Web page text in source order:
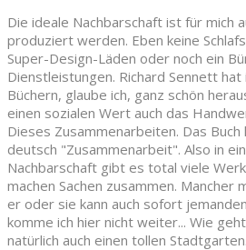
Die ideale Nachbarschaft ist für mich
produziert werden. Eben keine
Super-Design-Läden oder noch ein
Dienstleistungen. Richard Sennett
Büchern, glaube ich, ganz schön
einen sozialen Wert auch das
Dieses Zusammenarbeiten. Das
deutsch "Zusammenarbeit". Also in
Nachbarschaft gibt es total viele
machen Sachen zusammen. Mancher
er oder sie kann auch sofort
komme ich hier nicht weiter... Wie
natürlich auch einen tollen